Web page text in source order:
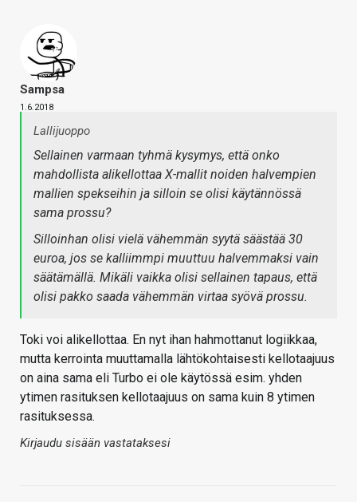
Sampsa
1.6.2018
Lallijuoppo
Sellainen varmaan tyhmä kysymys, että onko
mahdollista alikellottaa X-mallit noiden halvempien
mallien spekseihin ja silloin se olisi käytännössä
sama prossu?
Silloinhan olisi vielä vähemmän syytä säästää 30
euroa, jos se kalliimmpi muuttuu halvemmaksi vain
säätämällä. Mikäli vaikka olisi sellainen tapaus, että
olisi pakko saada vähemmän virtaa syövä prossu.
Toki voi alikellottaa. En nyt ihan hahmottanut logiikkaa,
mutta kerrointa muuttamalla lähtökohtaisesti kellotaajuus
on aina sama eli Turbo ei ole käytössä esim. yhden
ytimen rasituksen kellotaajuus on sama kuin 8 ytimen
rasituksessa.
Kirjaudu sisään vastataksesi